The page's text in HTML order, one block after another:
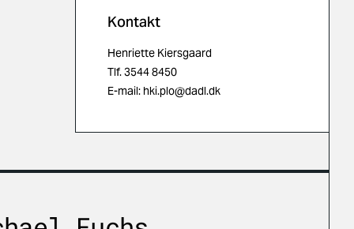
Kontakt
Henriette Kiersgaard
Tlf.3544 8450
E-mail: hki.plo@dadl.dk